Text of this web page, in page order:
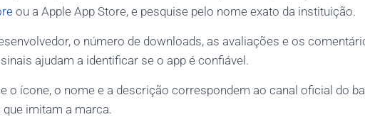
ou a Apple App Store, e pesquise pelo nome exato da instituição.
o número de downloads, as avaliações e os
ajudam a identificar se o app é confiável.
o ícone, o nome e a descrição correspondem ao canal oficial do
imitam a marca.